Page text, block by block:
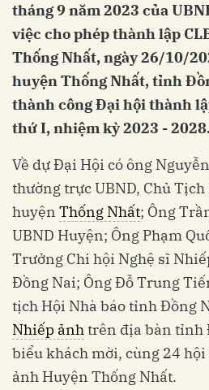
tháng 9 năm 2023 của
việc cho phép thành lập
Thống Nhất, ngày 26/10/
huyện Thống Nhất, tỉnh
thành công Đại hội thành
thứ I, nhiệm kỳ 2023 -
Về dự Đại Hội có ông
thường trực UBND, Chủ
huyện Thống Nhất; Ông
UBND Huyện; Ông Phạm
Trưởng Chi hội Nghệ sĩ
Đồng Nai; Ông Đỗ Trung
tịch Hội Nhà báo tỉnh Đồng
Nhiếp ảnhtrên địa bàn tỉnh
biểu khách mời, cùng 24
ảnh Huyện Thống Nhất.